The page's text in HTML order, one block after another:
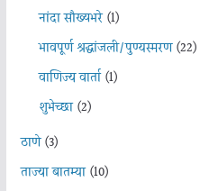
नांदा सौख्यभरे(1)
भावपूर्ण श्रद्धांजली/पुण्यस्मरण(22)
वाणिज्य वार्ता(1)
शुभेच्छा(2)
ठाणे(3)
ताज्या बातम्या(10)